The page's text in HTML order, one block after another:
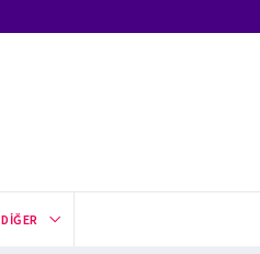
DIĞER